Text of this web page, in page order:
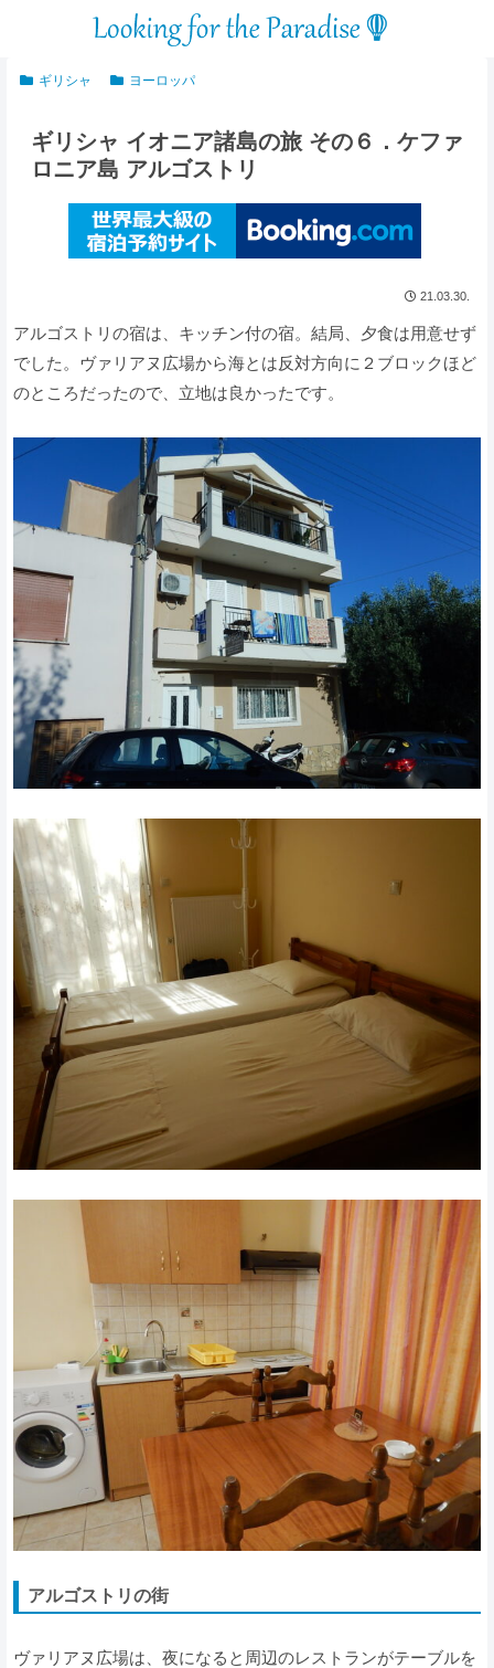
ギリシャ ヨーロッパ
ギリシャ イオニア諸島の旅 その６．ケファ
ロニア島 アルゴストリ
21.03.30.
アルゴストリの宿は、キッチン付の宿。結局、夕食は用意せず
でした。ヴァリアヌ広場から海とは反対方向に２ブロックほど
のところだったので、立地は良かったです。
アルゴストリの街
ヴァリアヌ広場は、夜になると周辺のレストランがテーブルを